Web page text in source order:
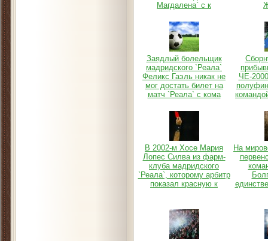
Магдалена` с к
Заядлый болельщик
мадридского `Реала`
Феликс Гаэль никак не
мог достать билет на
матч `Реала` с кома
ЧЕ-
В 2002-м Хосе Мария
Лопес Силва из фарм-
клуба мадридского
`Реала`, которому арбитр
показал красную к
На